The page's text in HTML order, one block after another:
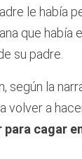
le había
que había
su padre.
según la
volver a
para cagar